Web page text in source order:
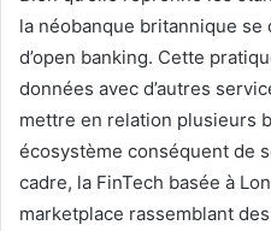
la néobanque britannique
d’open banking. Cette
données avec d’autres
mettre en relation plusieurs
écosystème conséquent de
cadre, la FinTech basée à
marketplace rassemblant